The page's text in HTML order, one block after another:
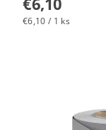
€6,10 / 1 ks